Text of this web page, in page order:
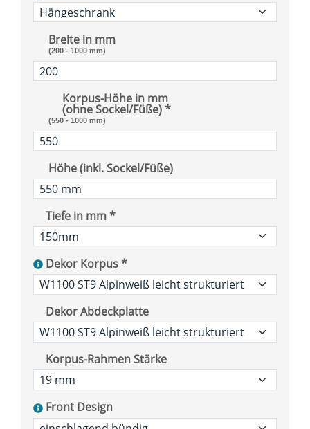
Breite in mm
(200 - 1000 mm)
Korpus-Höhe in mm
(ohne Sockel/Füße) *
(550 - 1000 mm)
Höhe (inkl. Sockel/Füße)
Tiefe in mm *
Dekor Korpus *
Dekor Abdeckplatte
Korpus-Rahmen Stärke
Front Design